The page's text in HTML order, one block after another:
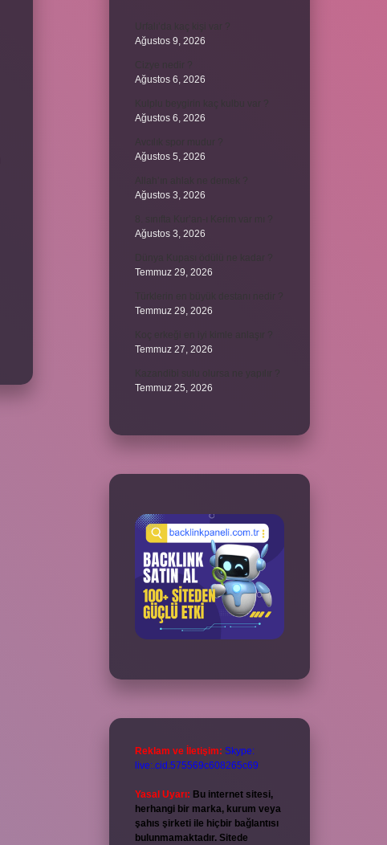
Ağustos 9, 2026
Ağustos 6, 2026
Ağustos 6, 2026
Ağustos 5, 2026
Ağustos 3, 2026
Ağustos 3, 2026
Temmuz 29, 2026
Temmuz 29, 2026
Temmuz 27, 2026
Temmuz 25, 2026
Reklam ve İletişim: Skype:
live:.cid.575569c608265c69
Yasal Uyarı: Bu internet sitesi,
herhangi bir marka, kurum veya
şahıs şirketi ile hiçbir bağlantısı
bulunmamaktadır. Sitede